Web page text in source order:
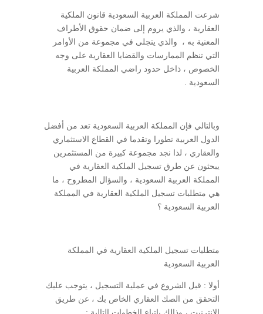
شرعت المملكة العربية السعودية قانون الملكية
العقارية ، والذي يروم إلى ضمان حقوق الأطراف
المعنية به ، والذي يتجلى في مجموعة من الأوامر
التي تنظم الممارسات والقضايا العقارية على وجه
الخصوص ، ذاخل حدود راضي المملكة العربية
السعودية .
وبالتالي فإن المملكة العربية السعودية تعد من أفضل
الدول العربية تطورا وتقدما في القطاع الاستثماري
والعقاري ، لذا نجد مجموعة كبيرة من المستثمرين
يبحثون عن طرق تسجيل الملكية العقارية في
المملكة العربية السعودية ، والسؤال المطروح ، ما
هي متطلبات تسجيل الملكية العقارية في المملكة
العربية السعودية ؟
متطلبات تسجيل الملكية العقارية في المملكة
العربية السعودية
أولا : قبل الشروع في عملية التسجيل ، يتوجب عليك
التحقق من الصك العقاري الخاص بك ، عن طريق